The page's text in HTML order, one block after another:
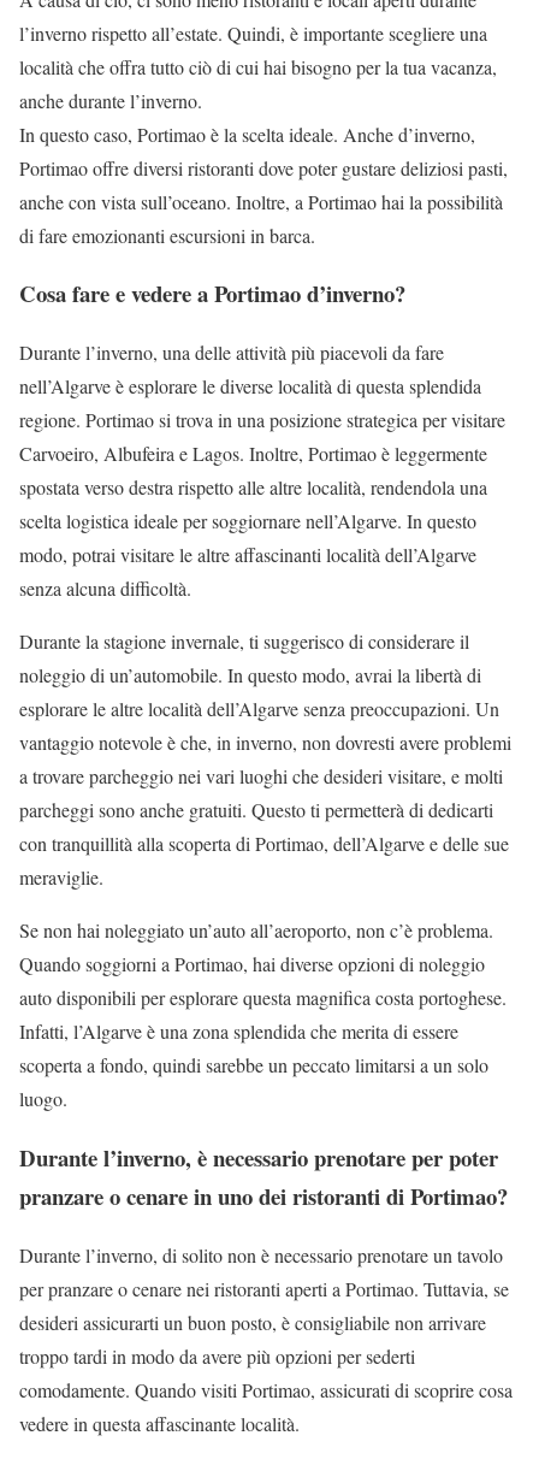
l’inverno rispetto all’estate. Quindi, è importante scegliere una
località che offra tutto ciò di cui hai bisogno per la tua vacanza,
anche durante l’inverno.
In questo caso, Portimao è la scelta ideale. Anche d’inverno,
Portimao offre diversi ristoranti dove poter gustare deliziosi pasti,
anche con vista sull’oceano. Inoltre, a Portimao hai la possibilità
di fare emozionanti escursioni in barca.
Cosa fare e vedere a Portimao d’inverno?
Durante l’inverno, una delle attività più piacevoli da fare
nell’Algarve è esplorare le diverse località di questa splendida
regione. Portimao si trova in una posizione strategica per visitare
Carvoeiro, Albufeira e Lagos. Inoltre, Portimao è leggermente
spostata verso destra rispetto alle altre località, rendendola una
scelta logistica ideale per soggiornare nell’Algarve. In questo
modo, potrai visitare le altre affascinanti località dell’Algarve
senza alcuna difficoltà.
Durante la stagione invernale, ti suggerisco di considerare il
noleggio di un’automobile. In questo modo, avrai la libertà di
esplorare le altre località dell’Algarve senza preoccupazioni. Un
vantaggio notevole è che, in inverno, non dovresti avere problemi
a trovare parcheggio nei vari luoghi che desideri visitare, e molti
parcheggi sono anche gratuiti. Questo ti permetterà di dedicarti
con tranquillità alla scoperta di Portimao, dell’Algarve e delle sue
meraviglie.
Se non hai noleggiato un’auto all’aeroporto, non c’è problema.
Quando soggiorni a Portimao, hai diverse opzioni di noleggio
auto disponibili per esplorare questa magnifica costa portoghese.
Infatti, l’Algarve è una zona splendida che merita di essere
scoperta a fondo, quindi sarebbe un peccato limitarsi a un solo
luogo.
Durante l’inverno, è necessario prenotare per poter
pranzare o cenare in uno dei ristoranti di Portimao?
Durante l’inverno, di solito non è necessario prenotare un tavolo
per pranzare o cenare nei ristoranti aperti a Portimao. Tuttavia, se
desideri assicurarti un buon posto, è consigliabile non arrivare
troppo tardi in modo da avere più opzioni per sederti
comodamente. Quando visiti Portimao, assicurati di scoprire cosa
vedere in questa affascinante località.